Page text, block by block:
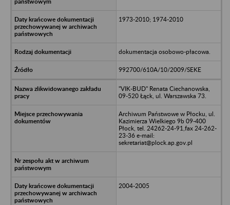
1973-2010; 1974-2010
dokumentacja osobowo-płacowa.
992700/610A/10/2009/SEKE
"VIK-BUD" Renata Ciechanowska,
09-520 Łąck, ul. Warszawska 73.
Archiwum Państwowe w Płocku, ul.
Kazimierza Wielkiego 9b 09-400
Płock, tel. 24262-24-91,fax 24-262-
23-36 e-mail:
sekretariat@plock.ap.gov.pl
2004-2005